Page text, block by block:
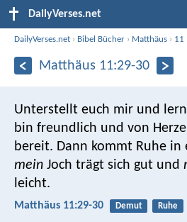
DailyVerses.net
DailyVerses.net › Bibel Bücher › Matthäus › 11
Matthäus 11:29-30
Unterstellt euch mir und
bin freundlich und von
bereit. Dann kommt Ruhe in
mein Joch trägt sich gut und
leicht.
Matthäus 11:29-30 Demut Ruhe